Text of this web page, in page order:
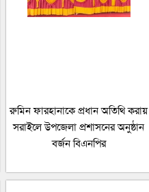
রুমিন ফারহানাকে প্রধান অতিথি করায়
সরাইলে উপজেলা প্রশাসনের অনুষ্ঠান
বর্জন বিএনপির